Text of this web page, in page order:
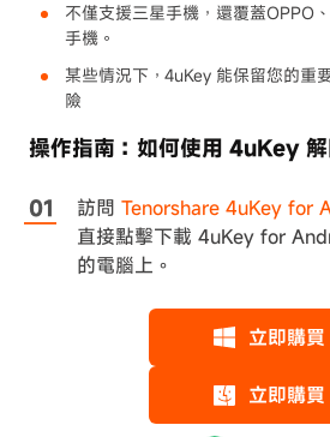
不僅支援三星手機，還覆蓋OPPO、
手機。
某些情況下，4uKey 能保留您的重
險
操作指南：如何使用 4uKey
訪問 Tenorshare 4uKey for
直接點擊下載 4uKey for
的電腦上。